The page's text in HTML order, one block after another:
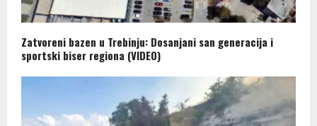
Zatvoreni bazen u Trebinju: Dosanjani san generacija i
sportski biser regiona (VIDEO)